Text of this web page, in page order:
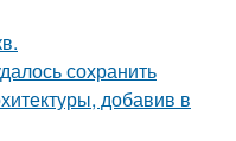
сохранить
добавив в